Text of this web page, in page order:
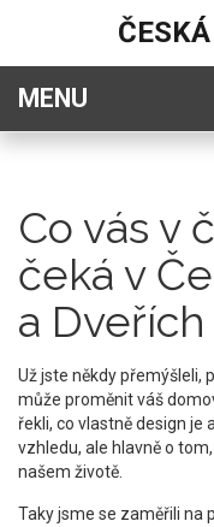
Co vás v
čeká v
a Dveřích
Už jste někdy přemýšleli,
může proměnit váš
řekli, co vlastně design je
vzhledu, ale hlavně o
našem životě.
Taky jsme se zaměřili na